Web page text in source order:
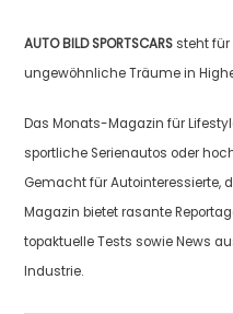
AUTO BILD SPORTSCARS steht für
ungewöhnliche Träume in
Das Monats-Magazin für
sportliche Serienautos oder
Gemacht für Autointeressierte,
Magazin bietet rasante
topaktuelle Tests sowie News
Industrie.